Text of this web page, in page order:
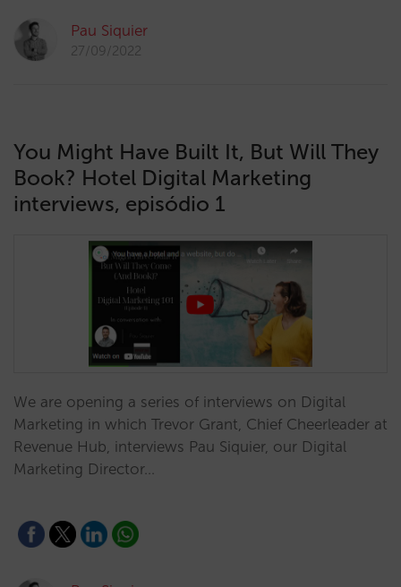
Pau Siquier
27/09/2022
You Might Have Built It, But Will They
Book? Hotel Digital Marketing
interviews, episódio 1
We are opening a series of interviews on Digital
Marketing in which Trevor Grant, Chief Cheerleader at
Revenue Hub, interviews Pau Siquier, our Digital
Marketing Director…